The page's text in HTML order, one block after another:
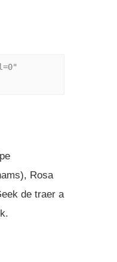
Rosa
de traer a